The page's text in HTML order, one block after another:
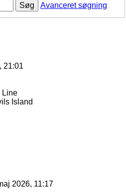
Søg
Avanceret søgning
21:01
Line
Island
2026, 11:17